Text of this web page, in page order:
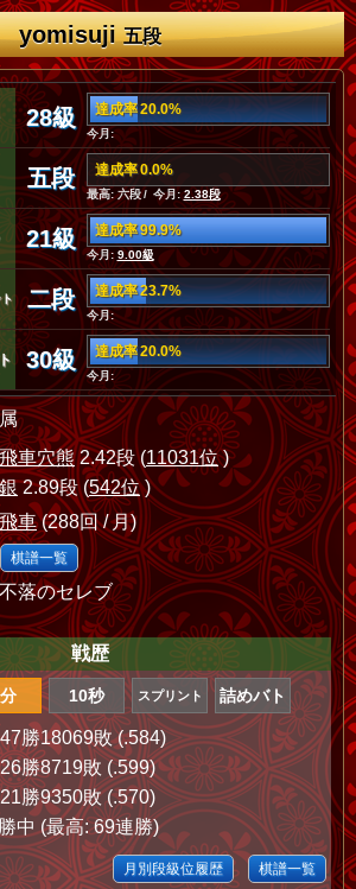
yomisuji五段
28級 達成率 20.0%
今月:
五段 達成率 0.0%
最高: 六段 / 今月:2.38段
21級 達成率 99.9%
今月: 9.00級
二段 達成率 23.7%
今月:
30級 達成率 20.0%
今月:
車穴熊2.42段 (11031位)
2.89段 (542位)
車(288回 / 月)
棋譜一覧
落のセレブ
戦歴
10秒 スプリント 詰めバト
勝18069敗 (.584)
勝8719敗 (.599)
勝9350敗 (.570)
中 (最高: 69連勝)
月別段級位履歴 棋譜一覧